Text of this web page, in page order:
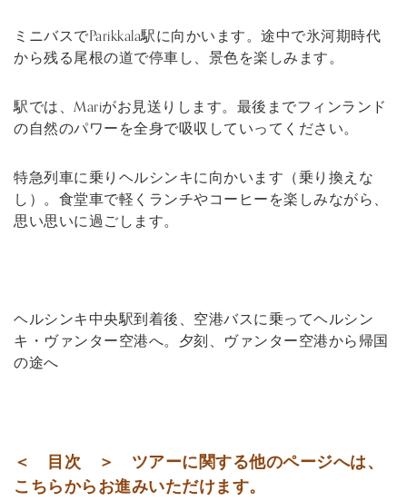
ミニバスでParikkala駅に向かいます。途中で氷河期時代
から残る尾根の道で停車し、景色を楽しみます。
駅では、Mariがお見送りします。最後までフィンランド
の自然のパワーを全身で吸収していってください。
特急列車に乗りヘルシンキに向かいます（乗り換えな
し）。食堂車で軽くランチやコーヒーを楽しみながら、
思い思いに過ごします。
ヘルシンキ中央駅到着後、空港バスに乗ってヘルシン
キ・ヴァンター空港へ。夕刻、ヴァンター空港から帰国
の途へ
＜ 目次 ＞ ツアーに関する他のページへは、
こちらからお進みいただけます。